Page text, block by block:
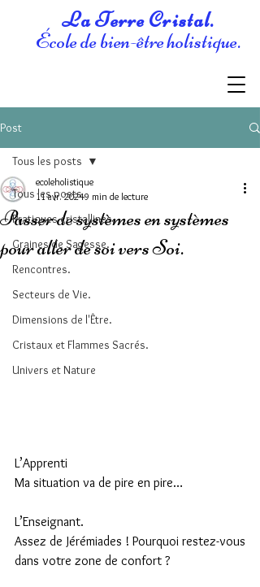
La Terre Cristal.
École de bien-être holistique.
Post
Tous les posts
Pratiques cristallines.
Graines de Sagesse.
Rencontres.
Secteurs de Vie.
Dimensions de l'Être.
Cristaux et Flammes Sacrés.
Univers et Nature
Tous les posts
Passer de systèmes en systèmes
pour aller de soi vers Soi.
ecoleholistique
11 avr. 20249 min de lecture
L’Apprenti
Ma situation va de pire en pire…
L’Enseignant.
Assez de Jérémiades ! Pourquoi restez-vous
dans votre zone de confort ?